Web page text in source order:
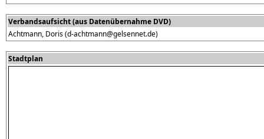
Verbandsaufsicht (aus Datenübernahme DVD)
Achtmann, Doris (d-achtmann@gelsennet.de)
Stadtplan